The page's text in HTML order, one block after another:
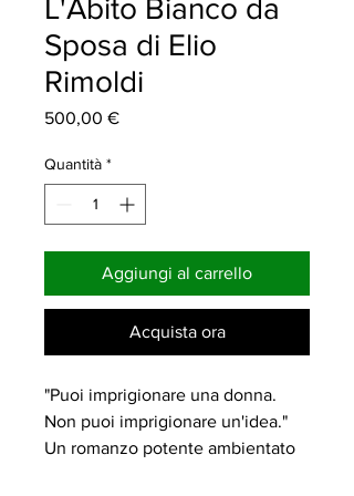
L'Abito Bianco da
Sposa di Elio
Rimoldi
500,00 €Prezzo
Quantità *
Aggiungi al carrello
Acquista ora
"Puoi imprigionare una donna.
Non puoi imprigionare un'idea."
Un romanzo potente ambientato